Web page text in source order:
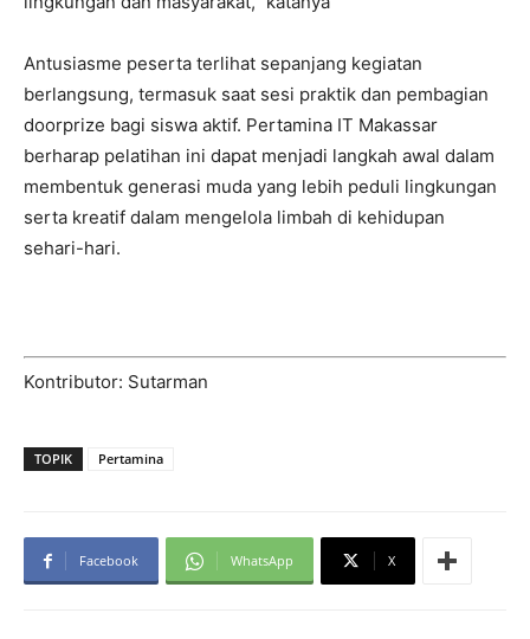
Antusiasme peserta terlihat sepanjang kegiatan
berlangsung, termasuk saat sesi praktik dan pembagian
doorprize bagi siswa aktif. Pertamina IT Makassar
berharap pelatihan ini dapat menjadi langkah awal dalam
membentuk generasi muda yang lebih peduli lingkungan
serta kreatif dalam mengelola limbah di kehidupan
sehari-hari.
Kontributor: Sutarman
TOPIK Pertamina
Facebook WhatsApp X